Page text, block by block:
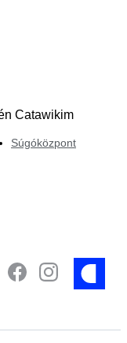
Catawikim
Súgóközpont